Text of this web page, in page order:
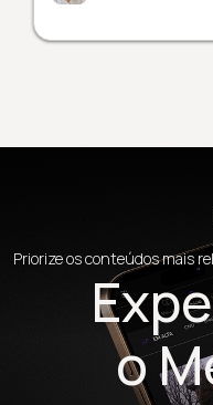
Priorize os conteúdos mais
o